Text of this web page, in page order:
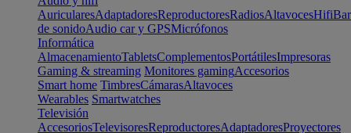
AuricularesAdaptadoresReproductoresRadiosAltavocesHifi
de sonidoAudio car y GPSMicrófonos
Informática
AlmacenamientoTabletsComplementosPortátilesImpresoras
Gaming & streaming Monitores gamingAccesorios
Smart home TimbresCámarasAltavoces
Wearables Smartwatches
Televisión
AccesoriosTelevisoresReproductoresAdaptadoresProyectores